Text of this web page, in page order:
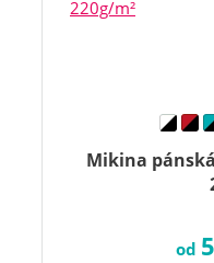
Mikina pánská
od